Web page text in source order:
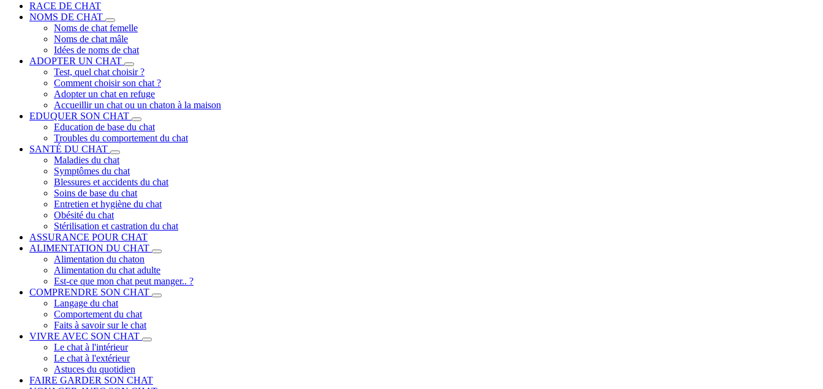
RACE DE CHAT
NOMS DE CHAT
Noms de chat femelle
Noms de chat mâle
Idées de noms de chat
ADOPTER UN CHAT
Test, quel chat choisir ?
Comment choisir son chat ?
Adopter un chat en refuge
Accueillir un chat ou un chaton à la maison
EDUQUER SON CHAT
Education de base du chat
Troubles du comportement du chat
SANTÉ DU CHAT
Maladies du chat
Symptômes du chat
Blessures et accidents du chat
Soins de base du chat
Entretien et hygiène du chat
Obésité du chat
Stérilisation et castration du chat
ASSURANCE POUR CHAT
ALIMENTATION DU CHAT
Alimentation du chaton
Alimentation du chat adulte
Est-ce que mon chat peut manger.. ?
COMPRENDRE SON CHAT
Langage du chat
Comportement du chat
Faits à savoir sur le chat
VIVRE AVEC SON CHAT
Le chat à l'intérieur
Le chat à l'extérieur
Astuces du quotidien
FAIRE GARDER SON CHAT